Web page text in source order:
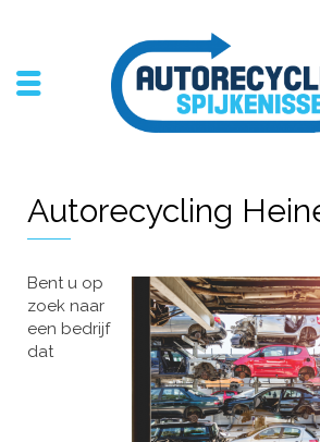
Autorecycling
Bent u op
zoek naar
een bedrijf
dat